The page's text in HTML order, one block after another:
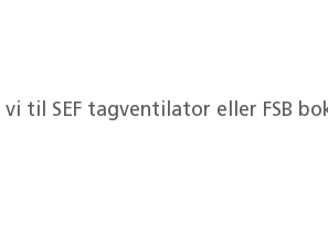
til SEF tagventilator eller FSB